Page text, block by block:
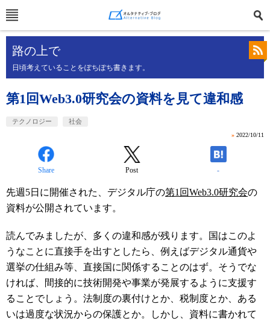
路の上で
日頃考えていることをぽちぽち書きます。
第1回Web3.0研究会の資料を見て違和感
テクノロジー 社会
» 2022/10/11
Share Post -
先週5日に開催された、デジタル庁の第1回Web3.0研究会の
資料が公開されています。
読んでみましたが、多くの違和感が残ります。国はこのよ
うなことに直接手を出すとしたら、例えばデジタル通貨や
選挙の仕組み等、直接国に関係することのはず。そうでな
ければ、間接的に技術開発や事業が発展するように支援す
ることでしょう。法制度の裏付けとか、税制度とか、ある
いは過度な状況からの保護とか。しかし、資料に書かれて